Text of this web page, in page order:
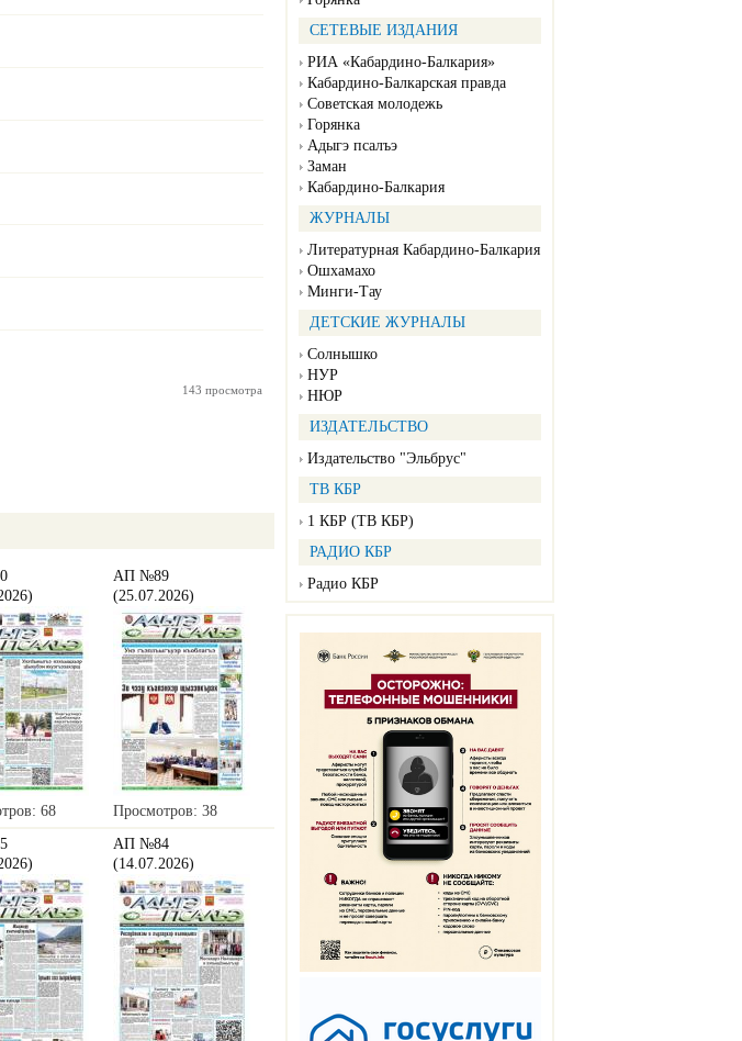
СЕТЕВЫЕ ИЗДАНИЯ
РИА «Кабардино-Балкария»
Кабардино-Балкарская правда
Советская молодежь
Горянка
Адыгэ псалъэ
Заман
Кабардино-Балкария
ЖУРНАЛЫ
Литературная Кабардино-Балкария
Ошхамахо
Минги-Тау
ДЕТСКИЕ ЖУРНАЛЫ
Солнышко
НУР
НЮР
ИЗДАТЕЛЬСТВО
Издательство "Эльбрус"
ТВ КБР
1 КБР (ТВ КБР)
РАДИО КБР
Радио КБР
143 просмотра
68
АП №89
(25.07.2026)
Просмотров: 38
АП №84
(14.07.2026)